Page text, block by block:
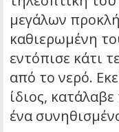
μεγάλων
καθιερωμένη
εντόπισε κάτι
από το νερό.
ίδιος,
ένα